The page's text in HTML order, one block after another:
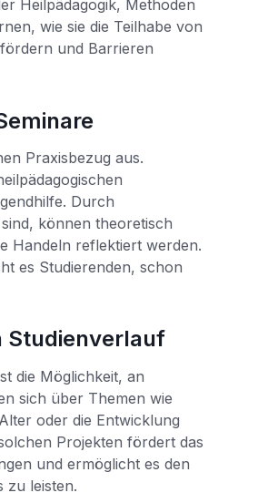
Heilpädagogik, Methoden
wie sie die Teilhabe von
und Barrieren
Praxisbezug aus.
Durch
können theoretisch
Handeln reflektiert werden.
es Studierenden, schon
Studienverlauf
die Möglichkeit, an
sich über Themen wie
oder die Entwicklung
Projekten fördert das
und ermöglicht es den
zu leisten.